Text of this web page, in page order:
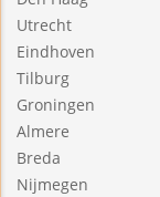
Utrecht
Eindhoven
Tilburg
Groningen
Almere
Breda
Nijmegen